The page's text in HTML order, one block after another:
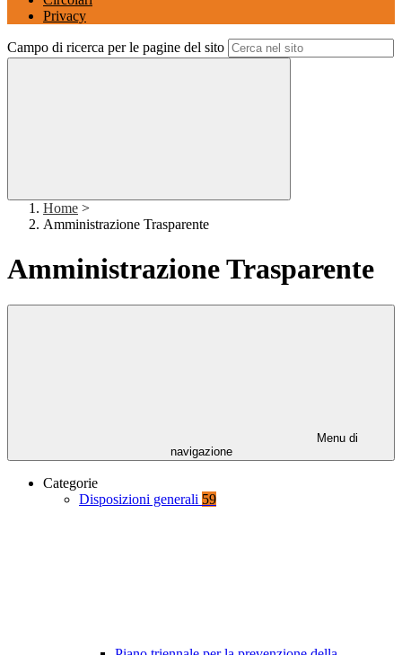
Privacy
Campo di ricerca per le pagine del sito
Home >
Amministrazione Trasparente
Amministrazione Trasparente
Menu di
navigazione
Categorie
Disposizioni generali 59